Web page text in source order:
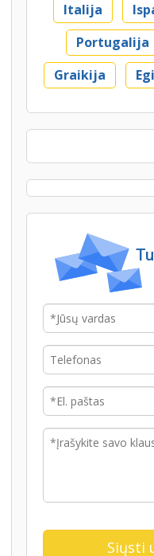
Italija
Portugalija
Graikija